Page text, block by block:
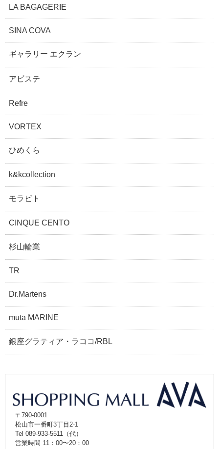
LA BAGAGERIE
SINA COVA
ギャラリー エクラン
アビステ
Refre
VORTEX
ひめくら
k&kcollection
モラビト
CINQUE CENTO
杉山輪業
TR
Dr.Martens
muta MARINE
銀座グラティア・ラココ/RBL
〒790-0001
松山市一番町3丁目2-1
Tel 089-933-5511（代）
営業時間 11：00〜20：00